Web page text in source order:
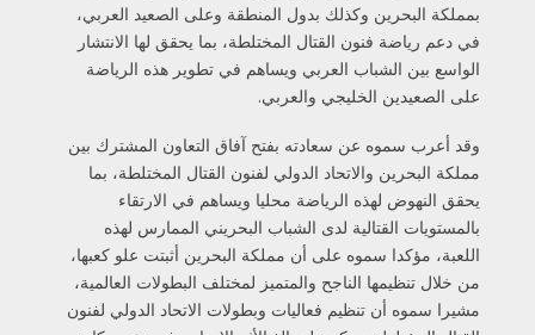
بمملكة البحرين وكذلك بدول المنطقة وعلى الصعيد العربي،
في دعم رياضة فنون القتال المختلطة، بما يحقق لها الانتشار
الواسع بين الشباب العربي ويساهم في تطوير هذه الرياضة
على الصعيدين الخليجي والعربي.
وقد أعرب سموه عن سعادته بفتح آفاق التعاون المشترك بين
مملكة البحرين والاتحاد الدولي لفنون القتال المختلطة، بما
يحقق النهوض لهذه الرياضة محليا ويساهم في الارتقاء
بالمستويات القتالية لدى الشباب البحريني الممارس لهذه
اللعبة، مؤكدا سموه على أن مملكة البحرين أثبتت علو كعبها،
من خلال تنظيمها الناجح والمتميز لمختلف البطولات العالمية،
مشيرا سموه أن تنظيم فعاليات وبطولات الاتحاد الدولي لفنون